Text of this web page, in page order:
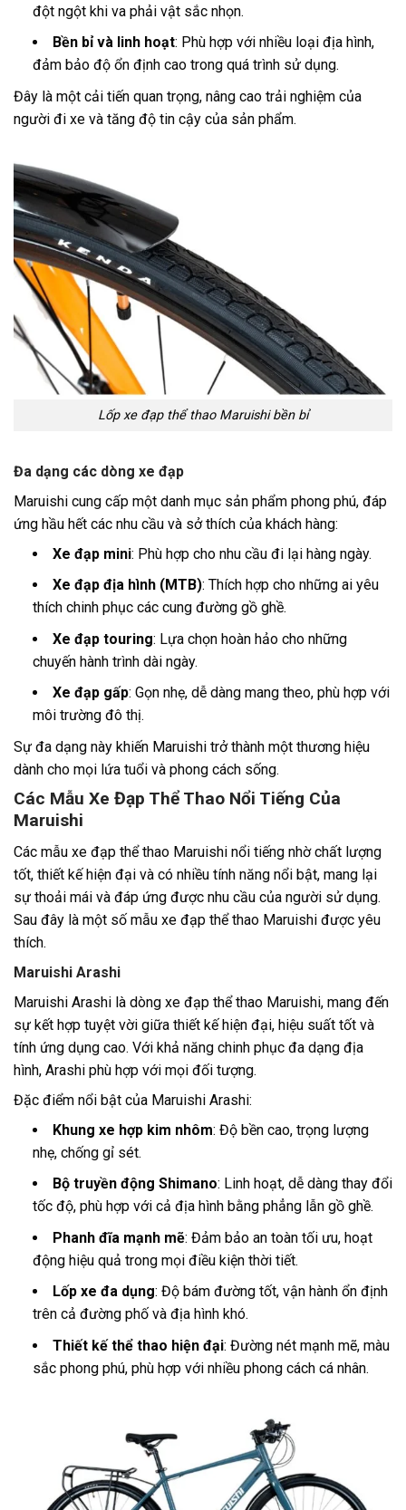
đột ngột khi va phải vật sắc nhọn.
Bền bỉ và linh hoạt: Phù hợp với nhiều loại địa hình,
đảm bảo độ ổn định cao trong quá trình sử dụng.
Đây là một cải tiến quan trọng, nâng cao trải nghiệm của
người đi xe và tăng độ tin cậy của sản phẩm.
Lốp xe đạp thể thao Maruishi bền bỉ
Đa dạng các dòng xe đạp
Maruishi cung cấp một danh mục sản phẩm phong phú, đáp
ứng hầu hết các nhu cầu và sở thích của khách hàng:
Xe đạp mini: Phù hợp cho nhu cầu đi lại hàng ngày.
Xe đạp địa hình (MTB): Thích hợp cho những ai yêu
thích chinh phục các cung đường gồ ghề.
Xe đạp touring: Lựa chọn hoàn hảo cho những
chuyến hành trình dài ngày.
Xe đạp gấp: Gọn nhẹ, dễ dàng mang theo, phù hợp với
môi trường đô thị.
Sự đa dạng này khiến Maruishi trở thành một thương hiệu
dành cho mọi lứa tuổi và phong cách sống.
Các Mẫu Xe Đạp Thể Thao Nổi Tiếng Của
Maruishi
Các mẫu xe đạp thể thao Maruishi nổi tiếng nhờ chất lượng
tốt, thiết kế hiện đại và có nhiều tính năng nổi bật, mang lại
sự thoải mái và đáp ứng được nhu cầu của người sử dụng.
Sau đây là một số mẫu xe đạp thể thao Maruishi được yêu
thích.
Maruishi Arashi
Maruishi Arashi là dòng xe đạp thể thao Maruishi, mang đến
sự kết hợp tuyệt vời giữa thiết kế hiện đại, hiệu suất tốt và
tính ứng dụng cao. Với khả năng chinh phục đa dạng địa
hình, Arashi phù hợp với mọi đối tượng.
Đặc điểm nổi bật của Maruishi Arashi:
Khung xe hợp kim nhôm: Độ bền cao, trọng lượng
nhẹ, chống gỉ sét.
Bộ truyền động Shimano: Linh hoạt, dễ dàng thay đổi
tốc độ, phù hợp với cả địa hình bằng phẳng lẫn gồ ghề.
Phanh đĩa mạnh mẽ: Đảm bảo an toàn tối ưu, hoạt
động hiệu quả trong mọi điều kiện thời tiết.
Lốp xe đa dụng: Độ bám đường tốt, vận hành ổn định
trên cả đường phố và địa hình khó.
Thiết kế thể thao hiện đại: Đường nét mạnh mẽ, màu
sắc phong phú, phù hợp với nhiều phong cách cá nhân.